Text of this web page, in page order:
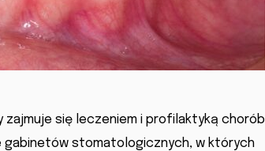
się leczeniem i profilaktyką chorób
gabinetów stomatologicznych, w których